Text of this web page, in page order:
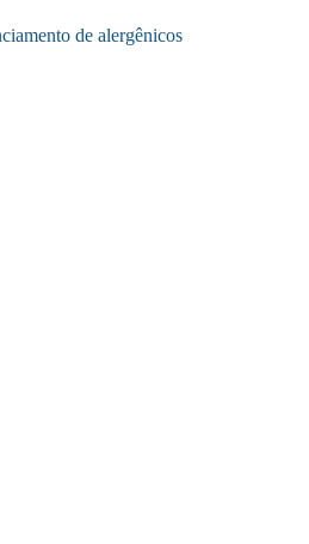
de alergênicos